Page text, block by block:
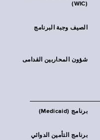
(WIC)
الصيف وجبة البرنامج
شؤون المحاربين القدامى
برنامج (Medicaid)
برنامج التأمين الدوائي